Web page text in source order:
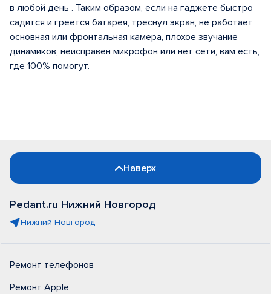
в любой день . Таким образом, если на гаджете быстро
садится и греется батарея, треснул экран, не работает
основная или фронтальная камера, плохое звучание
динамиков, неисправен микрофон или нет сети, вам есть,
где 100% помогут.
Наверх
Pedant.ru Нижний Новгород
Нижний Новгород
Ремонт телефонов
Ремонт Apple